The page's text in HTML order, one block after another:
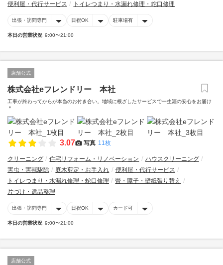
便利屋・代行サービス
トイレつまり・水漏れ修理・蛇口修理
出張・訪問専門 日祝OK 駐車場有
本日の営業状況 9:00〜21:00
店舗公式
株式会社eフレンドリー 本社
工事が終わってからが本当のお付き合い。地域に根ざしたサービスで一生涯の安心をお届け
＊
3.07 写真 11枚
クリーニング 住宅リフォーム・リノベーション
ハウスクリーニング
害虫・害獣駆除
庭木剪定・お手入れ
便利屋・代行サービス
トイレつまり・水漏れ修理・蛇口修理
畳・障子・壁紙張り替え
片づけ・遺品整理
出張・訪問専門 日祝OK カード可
本日の営業状況 9:00〜21:00
店舗公式